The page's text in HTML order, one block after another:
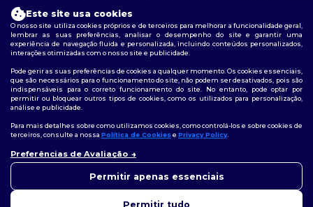
Este site usa cookies
O nosso site utiliza cookies próprios e de terceiros para melhorar a funcionalidade geral,
lembrar as suas preferências, analisar o desempenho do site e garantir uma
experiência de navegação fluida e personalizada, incluindo conteúdos personalizados,
interações otimizadas com o nosso site e publicidade.
Pode gerir as suas preferências de cookies a qualquer momento. Os cookies essenciais,
que são necessários para o funcionamento do site, não podem ser desativados, pois são
indispensáveis para o correto funcionamento do site. No entanto, pode optar por
permitir ou bloquear outros tipos de cookies, como os utilizados para personalização,
análise e publicidade.
Para mais detalhes sobre como utilizamos cookies, como controlá-los e sobre cookies de
terceiros, consulte a nossa Política de Cookiese Privacy Policy.
Preferências de Avaliação
Permitir apenas essenciais
Permitir tudo
questão, pode contactar-nos a
chatbot está aqui para ajudar.